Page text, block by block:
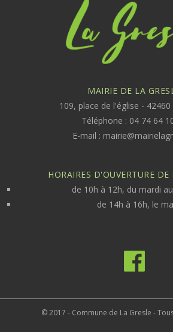
MAIRIE DE LA
109, place de l'église - 42460
Téléphone : 04 74 64
E-mail :
HORAIRES D'OUVERTURE
de 10h à 12h, du mardi
de 14h à 16h, le
© 2017 - Commune de La Gresle -